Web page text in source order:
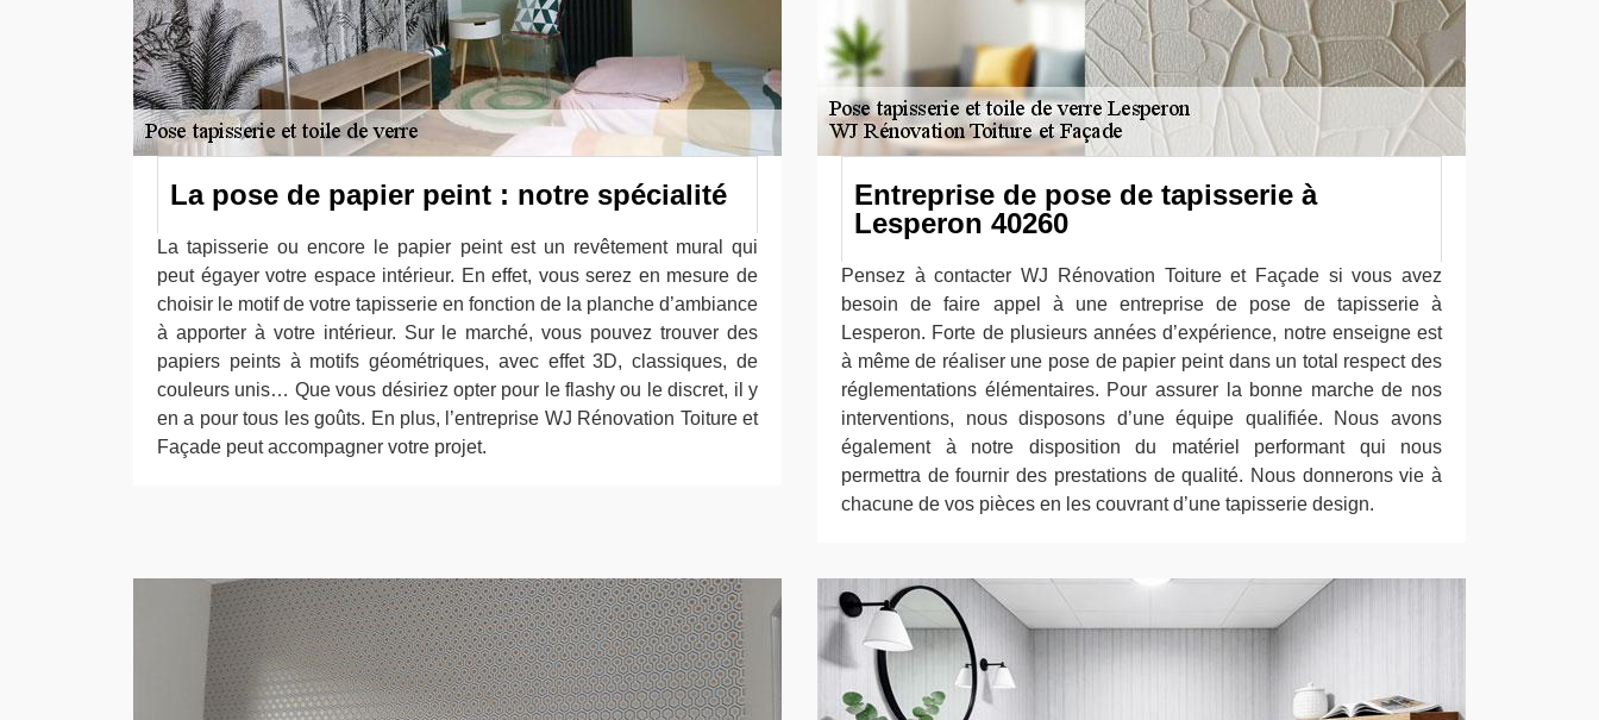
La pose de papier peint : notre spécialité
La tapisserie ou encore le papier peint est un revêtement mural qui
peut égayer votre espace intérieur. En effet, vous serez en mesure de
choisir le motif de votre tapisserie en fonction de la planche d’ambiance
à apporter à votre intérieur. Sur le marché, vous pouvez trouver des
papiers peints à motifs géométriques, avec effet 3D, classiques, de
couleurs unis… Que vous désiriez opter pour le flashy ou le discret, il y
en a pour tous les goûts. En plus, l’entreprise WJ Rénovation Toiture et
Façade peut accompagner votre projet.
Entreprise de pose de tapisserie à
Lesperon 40260
Pensez à contacter WJ Rénovation Toiture et Façade si vous avez
besoin de faire appel à une entreprise de pose de tapisserie à
Lesperon. Forte de plusieurs années d’expérience, notre enseigne est
à même de réaliser une pose de papier peint dans un total respect des
réglementations élémentaires. Pour assurer la bonne marche de nos
interventions, nous disposons d’une équipe qualifiée. Nous avons
également à notre disposition du matériel performant qui nous
permettra de fournir des prestations de qualité. Nous donnerons vie à
chacune de vos pièces en les couvrant d’une tapisserie design.